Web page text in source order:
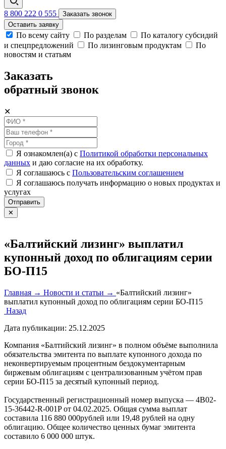
8 800 222 0 555
Заказать звонок
Оставить заявку
По всему сайту По разделам
По каталогу субсидий
и спецпредложений
По лизинговым продуктам
По
новостям и статьям
Заказать
обратный звонок
✕
Я ознакомлен(а) с Политикой обработки персональных
данных и даю согласие на их обработку.
Я соглашаюсь c Пользовательским соглашением
Я соглашаюсь получать информацию о новых продуктах и
услугах
Отправить
✕
«Балтийский лизинг» выплатил
купонный доход по облигациям серии
БО-П15
Главная → Новости и статьи → «Балтийский лизинг»
выплатил купонный доход по облигациям серии БО-П15
Назад
Дата публикации: 25.12.2025
Компания «Балтийский лизинг» в полном объёме выполнила
обязательства эмитента по выплате купонного дохода по
неконвертируемым процентным бездокументарным
биржевым облигациям с централизованным учётом прав
серии БО-П15 за десятый купонный период.
Государственный регистрационный номер выпуска — 4B02-
15-36442-R-001P от 04.02.2025. Общая сумма выплат
составила 116 880 000рублей или 19,48 рублей на одну
облигацию. Общее количество ценных бумаг эмитента
составило 6 000 000 штук.